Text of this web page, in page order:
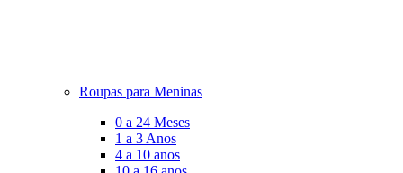
Roupas para Meninas
0 a 24 Meses
1 a 3 Anos
4 a 10 anos